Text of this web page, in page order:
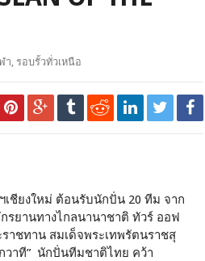
า, รอบรั้วทั่วเหนือ
เชียงใหม่ ต้อนรับนักปั่น 20 ทีม จาก
รยานทางไกลนานาชาติ ทัวร์ ออฟ
าชทาน สมเด็จพระเทพรัตนราชสุ
วาที” นักปั่นทีมชาติไทย คว้า